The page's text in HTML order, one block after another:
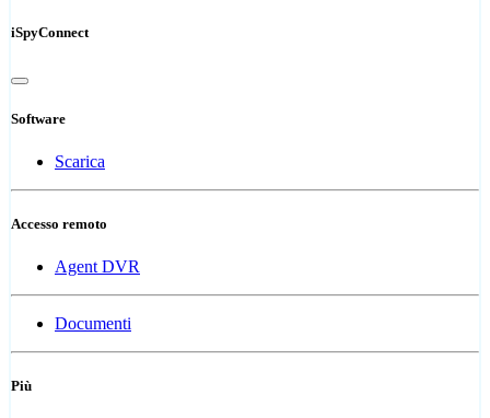
iSpyConnect
Software
Scarica
Accesso remoto
Agent DVR
Documenti
Più